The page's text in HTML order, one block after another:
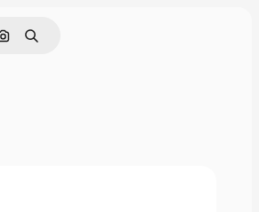
Поиск по изображению
Поиск